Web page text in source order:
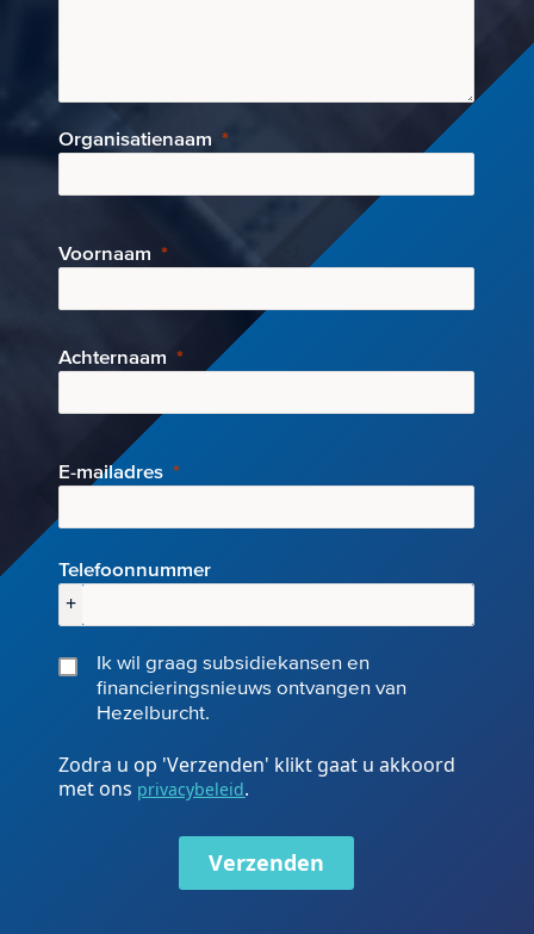
Organisatienaam
Voornaam
Achternaam
E-mailadres
Telefoonnummer
+
Ik wil graag subsidiekansen en
financieringsnieuws ontvangen van
Hezelburcht.
Zodra u op 'Verzenden' klikt gaat u akkoord
met ons privacybeleid.
Verzenden